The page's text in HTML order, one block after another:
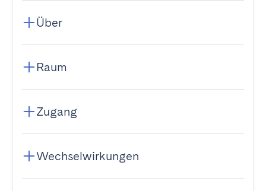
Über
Raum
Zugang
Wechselwirkungen